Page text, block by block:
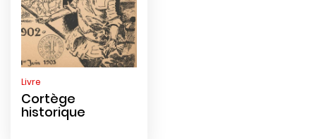
Livre
Cortège
historique